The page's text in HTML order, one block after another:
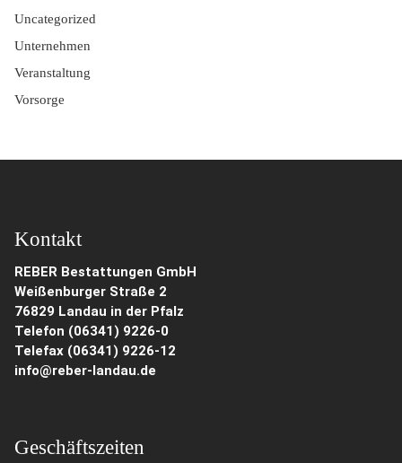
Uncategorized
Unternehmen
Veranstaltung
Vorsorge
Kontakt
REBER Bestattungen GmbH
Weißenburger Straße 2
76829 Landau in der Pfalz
Telefon (06341) 9226-0
Telefax (06341) 9226-12
info@reber-landau.de
Geschäftszeiten